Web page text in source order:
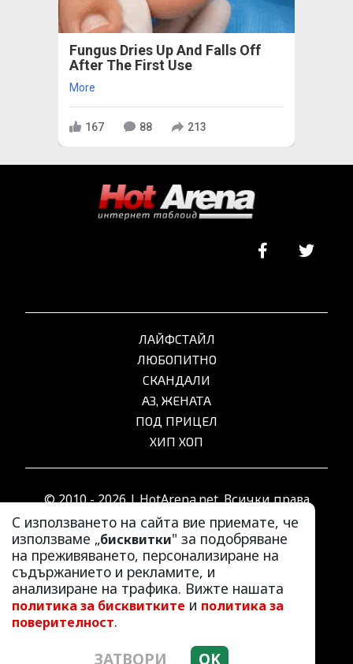
Fungus Dries Up And Falls Off
After The First Use
More
167 88 213
С използването на сайта вие приемате, че
използваме „бисквитки" за подобряване
на преживяването, персонализиране на
съдържанието и рекламите, и
анализиране на трафика. Вижте нашата
политика за бисквитките и политика за
поверителност.
ЗАТВОРИ OK
ЛАЙФСТАЙЛ
ЛЮБОПИТНО
СКАНДАЛИ
АЗ, ЖЕНАТА
ПОД ПРИЦЕЛ
ХИП ХОП
© 2010 - 2026 | HotArena.net. Всички права
запазени.
РЕКЛАМА
КОНТАКТИ
ОБЩИ УСЛОВИЯ
ПОЛИТИКА ЗА ПОВЕРИТЕЛНОСТ
ПОЛИТИКА ЗА БИСКВИТКИТЕ